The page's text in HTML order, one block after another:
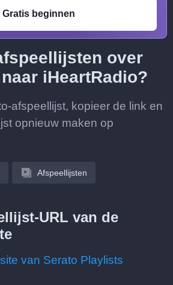
Gratis beginnen
over
iHeartRadio?
afspeellijst, kopieer de link en
opnieuw maken op
Afspeellijsten
URL van de
van Serato Playlists